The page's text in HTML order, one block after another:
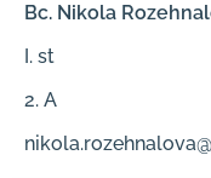
Bc. Nikola
I. st
2. A